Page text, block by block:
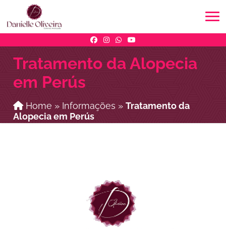
Tratamento da Alopecia
em Perús
Home » Informações »Tratamento da
Alopecia em Perús